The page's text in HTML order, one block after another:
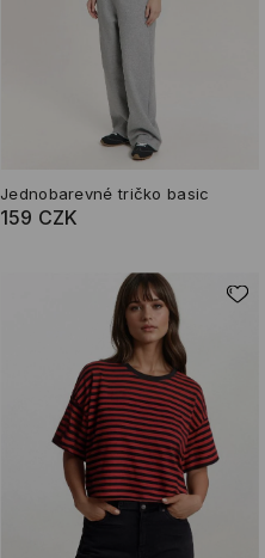
Jednobarevné tričko basic
159 CZK